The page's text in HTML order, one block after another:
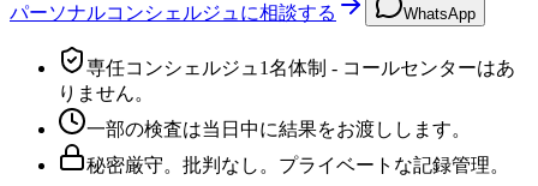
パーソナルコンシェルジュに相談する WhatsApp
専任コンシェルジュ1名体制 - コールセンターはあ
りません。
一部の検査は当日中に結果をお渡しします。
秘密厳守。批判なし。プライベートな記録管理。